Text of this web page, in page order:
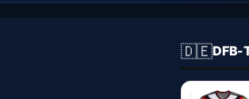
🇩🇪DFB-